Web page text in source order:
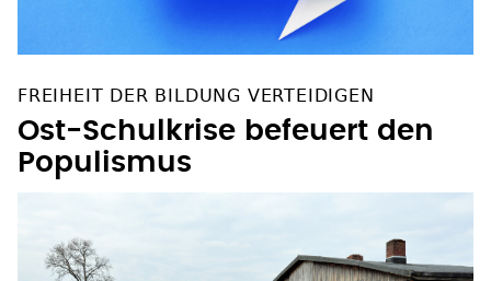
FREIHEIT DER BILDUNG VERTEIDIGEN
Ost-Schulkrise befeuert den
Populismus